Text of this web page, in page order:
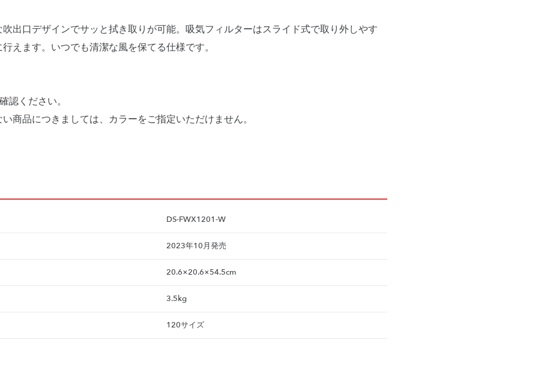
出口デザインでサッと拭き取りが可能。吸気フィルターはスライド式で取り外しやす
えます。いつでも清潔な風を保てる仕様です。
認ください。
商品につきましては、カラーをご指定いただけません。
DS-FWX1201-W
2023年10月発売
20.6×20.6×54.5cm
3.5kg
120サイズ